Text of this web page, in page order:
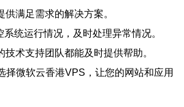
满足需求的解决方案。
统运行情况，及时处理异常情况。
术支持团队都能及时提供帮助。
微软云香港VPS，让您的网站和应用